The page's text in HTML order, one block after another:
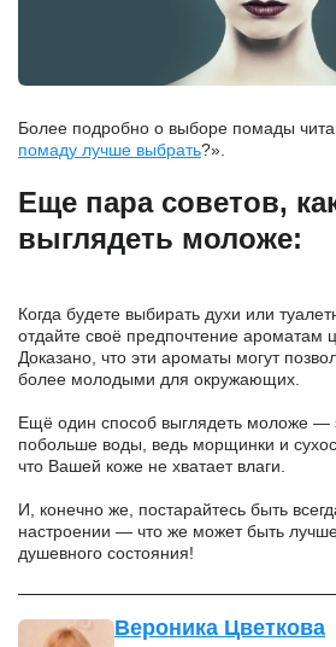
Более подробно о выборе помады
помаду лучше выбрать?».
Еще пара советов,
выглядеть моложе:
Когда будете выбирать духи или
отдайте своё предпочтение ароматам
Доказано, что эти ароматы могут
более молодыми для окружающих.
Ещё один способ выглядеть моложе —
побольше воды, ведь морщинки и
что Вашей коже не хватает влаги.
И, конечно же, постарайтесь быть
настроении — что же может быть
душевного состояния!
Вероника Цветкова